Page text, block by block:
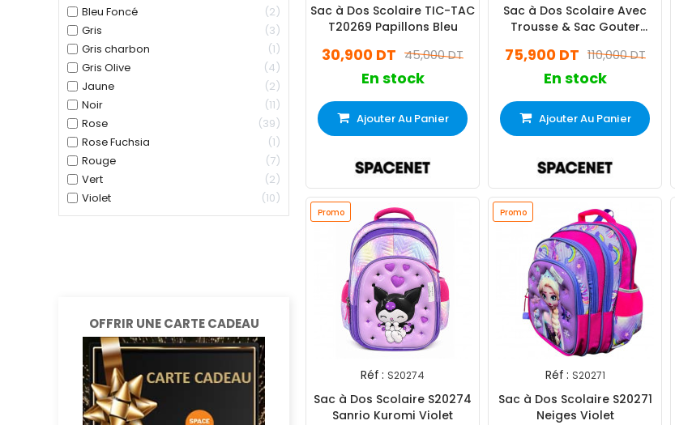
Bleu Foncé
2
Gris
3
Gris charbon
1
Gris Olive
4
Jaune
2
Noir
11
Rose
39
Rose Fuchsia
1
Rouge
7
Vert
2
Violet
10
OFFRIR UNE CARTE CADEAU
Sac à Dos Scolaire TIC-TAC
T20269 Papillons Bleu
45,000 DT
30,900 DT
En stock
Ajouter Au Panier
Sac à Dos Scolaire Avec
Trousse & Sac Gouter
110,000 DT
75,900 DT
En stock
Ajouter Au Panier
Promo
Réf : S20274
Sac à Dos Scolaire S20274
Sanrio Kuromi Violet
Promo
Réf : S20271
Sac à Dos Scolaire S20271
Neiges Violet